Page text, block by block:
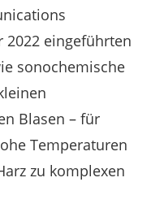
2022 eingeführten
sonochemische
Blasen – für
Temperaturen
zu komplexen